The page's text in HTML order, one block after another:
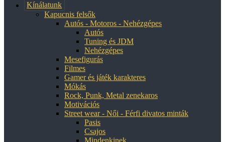
Kínálatunk
Kapucnis felsők
Autós - Motoros - Nehézgépes
Autós
Tuning és JDM
Nehézgépes
Mesefigurás
Filmes
Gamer és játék karakteres
Mókás
Rock, Punk, Metal zenekaros
Motivációs
Street wear - Női - Férfi divatos minták
Pasis
Csajos
Mindenkinek